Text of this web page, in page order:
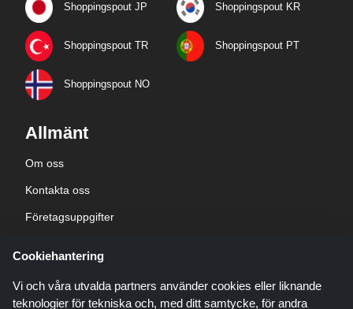
Shoppingspout JP Shoppingspout KR
Shoppingspout TR Shoppingspout PT
Shoppingspout NO
Allmänt
Om oss
Kontakta oss
Företagsuppgifter
Cookiehantering
Vi och våra utvalda partners använder cookies eller liknande
teknologier för tekniska och, med ditt samtycke, för andra